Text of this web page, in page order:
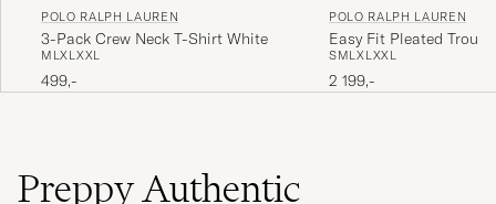
POLO RALPH LAUREN
3-Pack Crew Neck T-Shirt White
M LXLXXL
499,-
POLO RALPH LAUREN
Easy Fit Pleated
Green
SMLXLXXL
2 199,-
Preppy Authentic